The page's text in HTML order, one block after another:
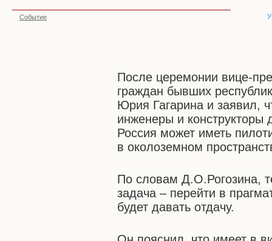
Событие
После церемонии вице-
граждан бывших
Юрия Гагарина и заявил,
инженеры и
Россия может иметь
в околоземном
По словам Д.О.Рогозина,
задача – перейти в
будет давать отдачу.